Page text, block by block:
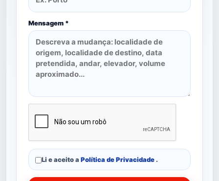
Mensagem *
Li e aceito a Política de Privacidade .